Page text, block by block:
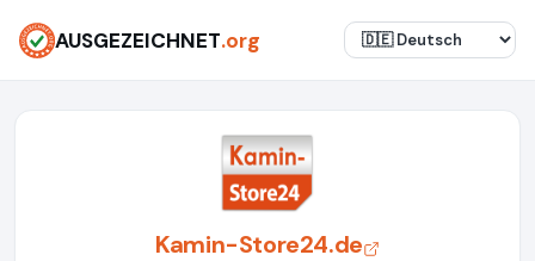
AUSGEZEICHNET.org
Kamin-Store24.de